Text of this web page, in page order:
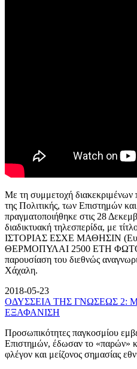
Με τη συμμετοχή
της Πολιτικής, των Επιστημών
πραγματοποιήθηκε στις 28
διαδικτυακή τηλεσπερίδα, με
ΙΣΤΟΡΙΑΣ ΕΣΧΕ ΜΑΘΗΣΙΝ
ΘΕΡΜΟΠΥΛΑΙ 2500 ΕΤΗ
παρουσίαση του διεθνώς
Χάχαλη.
2018-05-23
ΟΔΥΣΣΕΙΑ ΤΗΣ ΓΝΩΣΕΩΣ 2:
ΕΞΑΦΑΝΙΣΗ
Προσωπικότητες παγκοσμίου
Επιστημών, έδωσαν το «παρών»
φλέγον και μείζονος σημασίας